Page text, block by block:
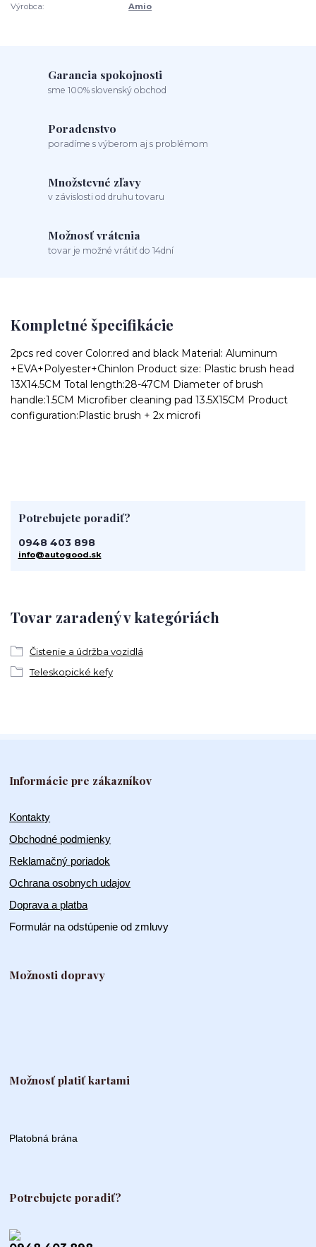
Výrobca:
Amio
Garancia spokojnosti
sme 100% slovenský obchod
Poradenstvo
poradíme s výberom aj s problémom
Množstevné zľavy
v závislosti od druhu tovaru
Možnosť vrátenia
tovar je možné vrátiť do 14dní
Kompletné špecifikácie
2pcs red cover Color:red and black Material: Aluminum
+EVA+Polyester+Chinlon Product size: Plastic brush head
13X14.5CM Total length:28-47CM Diameter of brush
handle:1.5CM Microfiber cleaning pad 13.5X15CM Product
configuration:Plastic brush + 2x microfi
Tovar zaradený v kategóriách
Čistenie a údržba vozidlá
Teleskopické kefy
Potrebujete poradiť?
0948 403 898
info@autogood.sk
Informácie pre zákazníkov
Kontakty
Obchodné podmienky
Reklamačný poriadok
Ochrana osobnych udajov
Doprava a platba
Formulár na odstúpenie od zmluvy
Možnosti dopravy
Možnosť platiť kartami
Platobná brána
Potrebujete poradiť?